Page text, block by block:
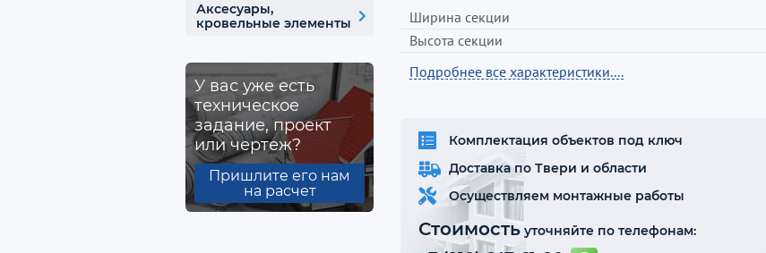
Ширина секции
Высота секции
Подробнее все характеристики....
Комплектация объектов под ключ
Доставка по Твери и области
Осуществляем монтажные работы
Стоимость уточняйте по телефонам:
Аксесуары,
кровельные элементы
У вас уже есть
техническое
задание, проект
или чертеж?
Пришлите его нам
на расчет